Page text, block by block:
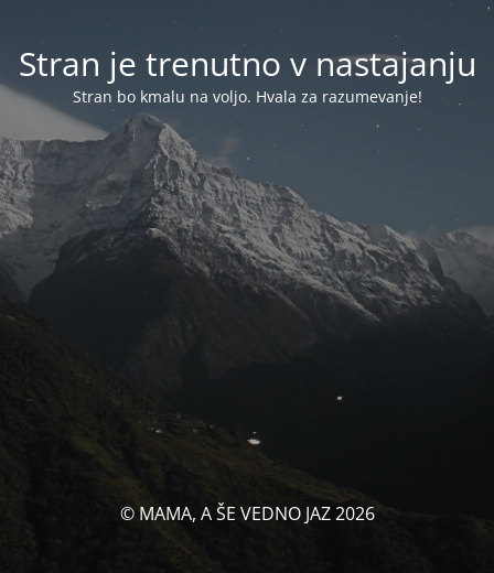
Stran je trenutno v nastajanju
Stran bo kmalu na voljo. Hvala za razumevanje!
© MAMA, A ŠE VEDNO JAZ 2026